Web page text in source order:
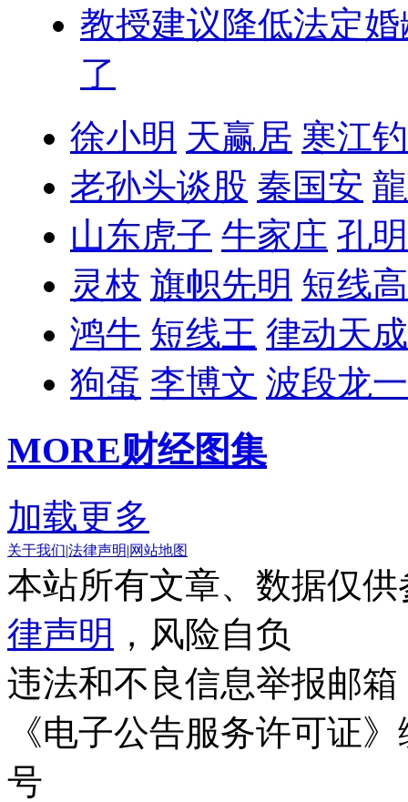
教授建议降低法定婚
了
徐小明 天赢居 寒江
老孙头谈股 秦国安
山东虎子 牛家庄 孔
灵枝 旗帜先明 短线
鸿牛 短线王 律动天成
狗蛋 李博文 波段龙一
MORE财经图集
加载更多
关于我们|法律声明|网站地图
本站所有文章、数据仅
律声明 ，风险自负
违法和不良信息举报邮箱
《电子公告服务许可证
号